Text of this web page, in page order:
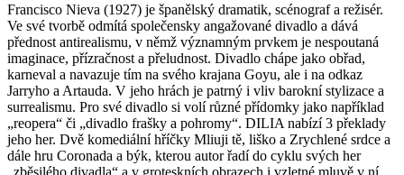
Francisco Nieva (1927) je španělský dramatik, scénograf a režisér.
Ve své tvorbě odmítá společensky angažované divadlo a dává
přednost antirealismu, v němž významným prvkem je nespoutaná
imaginace, přízračnost a přeludnost. Divadlo chápe jako obřad,
karneval a navazuje tím na svého krajana Goyu, ale i na odkaz
Jarryho a Artauda. V jeho hrách je patrný i vliv barokní stylizace a
surrealismu. Pro své divadlo si volí různé přídomky jako například
„reopera“ či „divadlo frašky a pohromy“. DILIA nabízí 3 překlady
jeho her. Dvě komediální hříčky Mliuji tě, liško a Zrychlené srdce a
dále hru Coronada a býk, kterou autor řadí do cyklu svých her
„zběsilého divadla“ a v groteskních obrazech i vzletné mluvě v ní